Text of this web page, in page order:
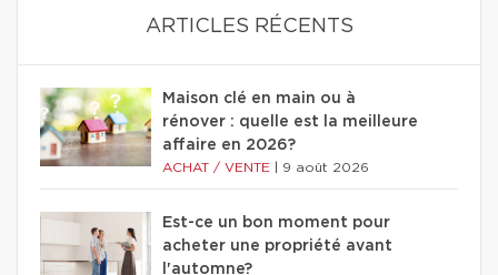
ARTICLES RÉCENTS
Maison clé en main ou à
rénover : quelle est la meilleure
affaire en 2026?
ACHAT / VENTE 9 août 2026
Est-ce un bon moment pour
acheter une propriété avant
l'automne?